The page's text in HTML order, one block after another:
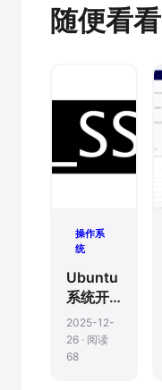
随便看看
操作系
统
Ubuntu
系统开
启SSH
服务实
现远程
2025-12-
26 · 阅读
68